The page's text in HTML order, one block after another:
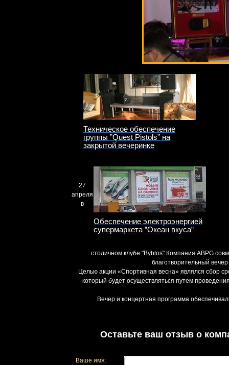
Техническое обеспечение
группы ”Quest Pistols” на
закрытой вечеринке
Обеспечение электроэнергией
супермаркета ”Океан вкуса”
27
апреля
в
столичном клубе "Byblos" Компания ABPG
благотворительный
Целью акции «Спортивная весна» являлся сбор
который будет осуществляться путем
Вечер и концертная программа
Оставьте ваш отзыв о
Ваше имя: